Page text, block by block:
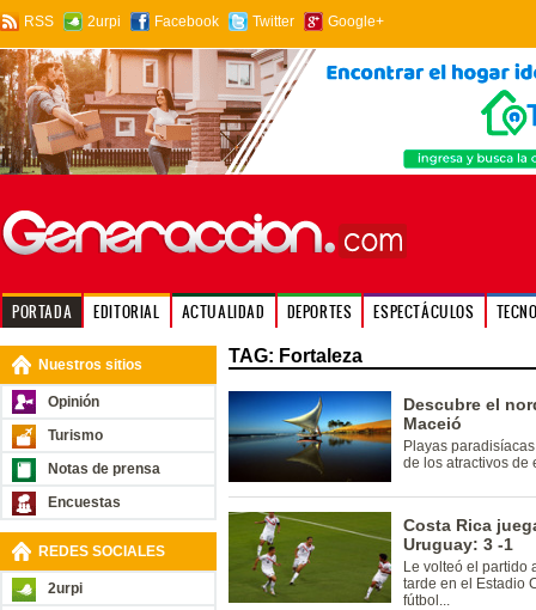
RSS 2urpi Facebook Twitter Google+
PORTADA EDITORIAL ACTUALIDAD DEPORTES ESPECTÁCULOS
Nuestros sitios
Opinión
Turismo
Notas de prensa
Encuestas
REDES SOCIALES
2urpi
TAG: Fortaleza
Descubre el
Maceió
Playas
de los atractivos de
Costa Rica
Uruguay: 3 -1
Le volteó el partido
tarde en el Estadio
fútbol...